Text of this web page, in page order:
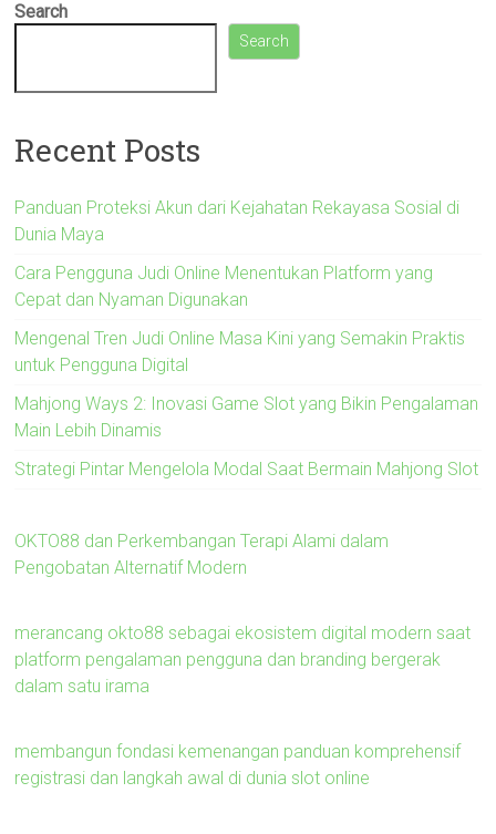
Search
Search
Recent Posts
Panduan Proteksi Akun dari Kejahatan Rekayasa Sosial di
Dunia Maya
Cara Pengguna Judi Online Menentukan Platform yang
Cepat dan Nyaman Digunakan
Mengenal Tren Judi Online Masa Kini yang Semakin Praktis
untuk Pengguna Digital
Mahjong Ways 2: Inovasi Game Slot yang Bikin Pengalaman
Main Lebih Dinamis
Strategi Pintar Mengelola Modal Saat Bermain Mahjong Slot
OKTO88 dan Perkembangan Terapi Alami dalam
Pengobatan Alternatif Modern
merancang okto88 sebagai ekosistem digital modern saat
platform pengalaman pengguna dan branding bergerak
dalam satu irama
membangun fondasi kemenangan panduan komprehensif
registrasi dan langkah awal di dunia slot online